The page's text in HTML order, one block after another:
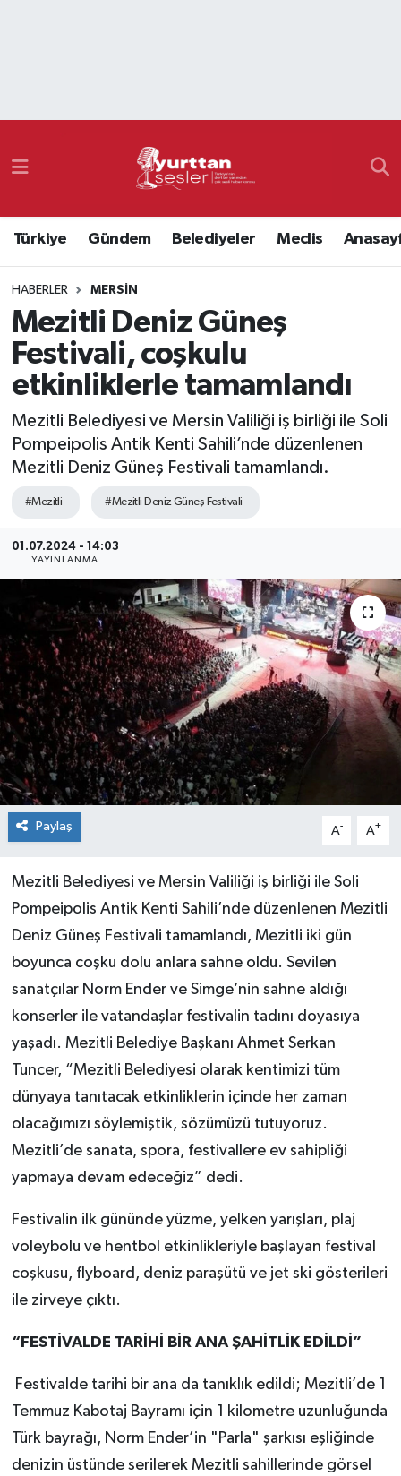
Türkiye Gündem Belediyeler Meclis
HABERLER MERSIN
Mezitli Deniz Güneş
Festivali, coşkulu
etkinliklerle tamamlandı
Mezitli Belediyesi ve Mersin Valiliği iş birliği ile Soli
Pompeipolis Antik Kenti Sahili’nde düzenlenen
Mezitli Deniz Güneş Festivali tamamlandı.
#Mezitli #Mezitli Deniz Güneş Festivali
01.07.2024 - 14:03
YAYINLANMA
Paylaş A- A+
Mezitli Belediyesi ve Mersin Valiliği iş birliği ile Soli
Pompeipolis Antik Kenti Sahili’nde düzenlenen Mezitli
Deniz Güneş Festivali tamamlandı, Mezitli iki gün
boyunca coşku dolu anlara sahne oldu. Sevilen
sanatçılar Norm Ender ve Simge’nin sahne aldığı
konserler ile vatandaşlar festivalin tadını doyasıya
yaşadı. Mezitli Belediye Başkanı Ahmet Serkan
Tuncer, “Mezitli Belediyesi olarak kentimizi tüm
dünyaya tanıtacak etkinliklerin içinde her zaman
olacağımızı söylemiştik, sözümüzü tutuyoruz.
Mezitli’de sanata, spora, festivallere ev sahipliği
yapmaya devam edeceğiz” dedi.
Festivalin ilk gününde yüzme, yelken yarışları, plaj
voleybolu ve hentbol etkinlikleriyle başlayan festival
coşkusu, flyboard, deniz paraşütü ve jet ski gösterileri
ile zirveye çıktı.
“FESTİVALDE TARİHİ BİR ANA ŞAHİTLİK EDİLDİ”
Festivalde tarihi bir ana da tanıklık edildi; Mezitli’de 1
Temmuz Kabotaj Bayramı için 1 kilometre uzunluğunda
Türk bayrağı, Norm Ender’in "Parla" şarkısı eşliğinde
denizin üstünde serilerek Mezitli sahillerinde görsel
Namaz Vakitleri
Süper Lig Puan Durumu ve Fikstür
Tüm Manşetler
Son Dakika Haberleri
Haber Arşivi